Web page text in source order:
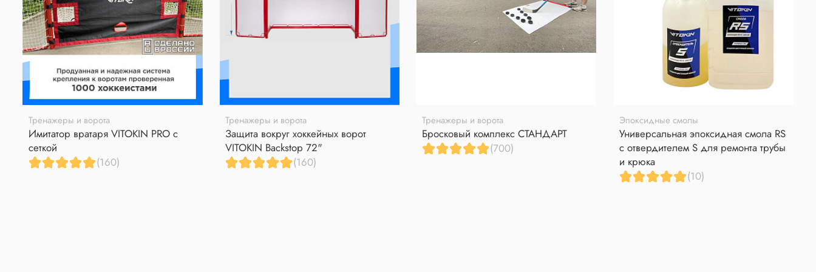
Тренажеры и ворота
Имитатор вратаря VITOKIN PRO с
сеткой
(160)
Тренажеры и ворота
Защита вокруг хоккейных ворот
VITOKIN Backstop 72"
(160)
Тренажеры и ворота
Бросковый комплекс СТАНДАРТ
(700)
Эпоксидные смолы
Универсальная эпоксидная смола RS
с отвердителем S для ремонта трубы
и крюка
(10)